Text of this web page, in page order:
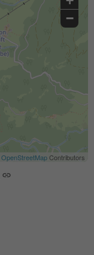
−
OpenStreetMapContributors